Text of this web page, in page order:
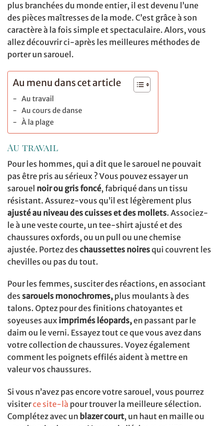
plus branchées du monde entier, il est devenu l’une
des pièces maîtresses de la mode. C’est grâce à son
caractère à la fois simple et spectaculaire. Alors, vous
allez découvrir ci-après les meilleures méthodes de
porter un sarouel.
Au menu dans cet article
Au travail
Au cours de danse
À la plage
Au travail
Pour les hommes, qui a dit que le sarouel ne pouvait
pas être pris au sérieux ? Vous pouvez essayer un
sarouel noir ou gris foncé, fabriqué dans un tissu
résistant. Assurez-vous qu’il est légèrement plus
ajusté au niveau des cuisses et des mollets. Associez-
le à une veste courte, un tee-shirt ajusté et des
chaussures oxfords, ou un pull ou une chemise
ajustée. Portez des chaussettes noiresqui couvrent les
chevilles ou pas du tout.
Pour les femmes, susciter des réactions, en associant
des sarouels monochromes, plus moulants à des
talons. Optez pour des finitions chatoyantes et
soyeuses aux imprimés léopards,en passant par le
daim ou le verni. Essayez tout ce que vous avez dans
votre collection de chaussures. Voyez également
comment les poignets effilés aident à mettre en
valeur vos chaussures.
Si vous n’avez pas encore votre sarouel, vous pourrez
visiterce site-là pour trouver la meilleure sélection.
Complétez avec un blazer court, un haut en maille ou